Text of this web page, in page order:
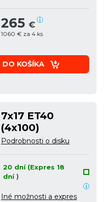
265 €
1060 € za 4 ks
DO KOŠÍKA
7x17 ET40
(4x100)
Podrobnosti o disku
20 dní (Expres 18
dní )
Iné možnosti a expres